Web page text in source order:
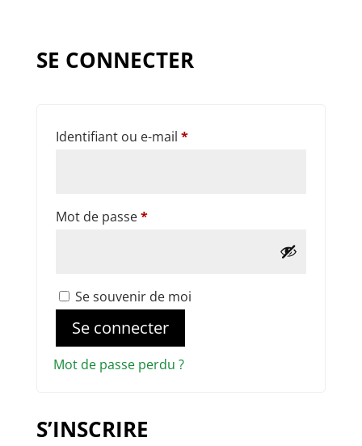
SE CONNECTER
Identifiant ou e-mail *Obligatoire
Mot de passe*Obligatoire
Se souvenir de moi
Se connecter
Mot de passe perdu ?
S’INSCRIRE